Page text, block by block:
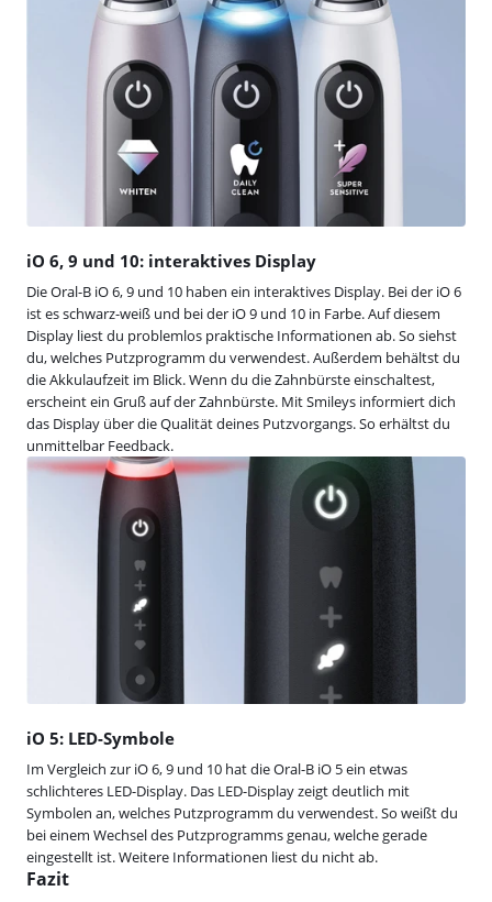
iO 6, 9 und 10: interaktives Display
Die Oral-B iO 6, 9 und 10 haben ein interaktives Display. Bei der iO 6
ist es schwarz-weiß und bei der iO 9 und 10 in Farbe. Auf diesem
Display liest du problemlos praktische Informationen ab. So siehst
du, welches Putzprogramm du verwendest. Außerdem behältst du
die Akkulaufzeit im Blick. Wenn du die Zahnbürste einschaltest,
erscheint ein Gruß auf der Zahnbürste. Mit Smileys informiert dich
das Display über die Qualität deines Putzvorgangs. So erhältst du
unmittelbar Feedback.
iO 5: LED-Symbole
Im Vergleich zur iO 6, 9 und 10 hat die Oral-B iO 5 ein etwas
schlichteres LED-Display. Das LED-Display zeigt deutlich mit
Symbolen an, welches Putzprogramm du verwendest. So weißt du
bei einem Wechsel des Putzprogramms genau, welche gerade
eingestellt ist. Weitere Informationen liest du nicht ab.
Fazit